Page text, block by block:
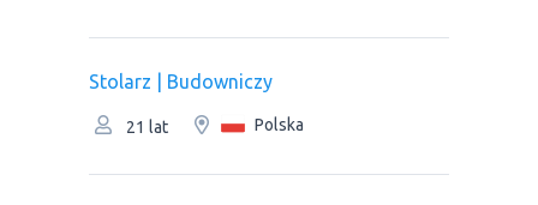
Stolarz | Budowniczy
21 lat Polska